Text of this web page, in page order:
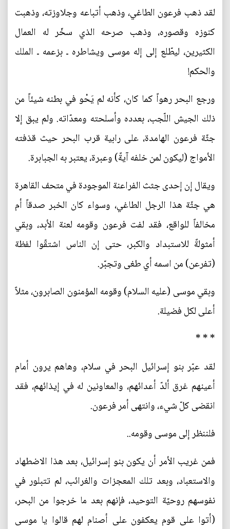
لقد ذهب فرعون الطاغي، وذهب أتباعه وجلاوزته، وذهبت
كنوزه وقصوره، وذهب صرحه الذي سخّر له العمال
الكثيرين، ليطّلع إلى إله موسى ويشاطره ـ بزعمه ـ الملك
والحكم!
ورجع البحر رهواً كما كان، كأنه لم يَحْو في بطنه شيئاً من
ذلك الجيش اللّجب، بعدده وأسلحته ومعدّاته. ولم يبق إلا
جثّة فرعون الهامدة، على رابية قرب البحر حيث قذفته
الأمواج (ليكون لمن خلفه آيةً) وعبرة، يعتبر به الجبابرة.
ويقال إن إحدى جثث الفراعنة الموجودة في متحف القاهرة
هي جثّة هذا الرجل الطاغي، وسواء كان الخبر صدقاً أم
مخالفاً للواقع، فقد لفت فرعون وقومه لعنة الأبد، وبقي
أمثولةً للاستبداد والكبر، حتى إن الناس اشتقّوا لفظة
(تفرعن) من اسمه أي طغى وتجبّر.
وبقي موسى (عليه السلام) وقومه المؤمنون الصابرون، مثلاً
أعلى لكل فضيلة.
* * *
لقد عبّر بنو إسرائيل البحر في سلام، وهاهم يرون أمام
أعينهم غرق ألدّ أعدائهم، والمعاونين له في إيذائهم، فقد
انقضى كلّ شيء، وانتهى أمر فرعون.
فلننظر إلى موسى وقومه..
فمن غريب الأمر أن يكون بنو إسرائيل، بعد هذا الاضطهاد
والاستعباد، وبعد تلك المعجزات والغرائب، لم تتبلور في
نفوسهم روحيّة التوحيد، فإنهم بعد ما خرجوا من البحر،
(أتوا على قوم يعكفون على أصنام لهم قالوا يا موسى